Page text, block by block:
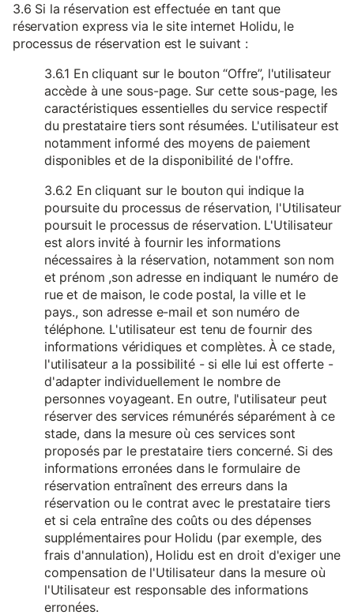
3.6 Si la réservation est effectuée en tant que
réservation express via le site internet Holidu, le
processus de réservation est le suivant :
3.6.1 En cliquant sur le bouton “Offre”, l'utilisateur
accède à une sous-page. Sur cette sous-page, les
caractéristiques essentielles du service respectif
du prestataire tiers sont résumées. L'utilisateur est
notamment informé des moyens de paiement
disponibles et de la disponibilité de l'offre.
3.6.2 En cliquant sur le bouton qui indique la
poursuite du processus de réservation, l'Utilisateur
poursuit le processus de réservation. L'Utilisateur
est alors invité à fournir les informations
nécessaires à la réservation, notamment son nom
et prénom ,son adresse en indiquant le numéro de
rue et de maison, le code postal, la ville et le
pays., son adresse e-mail et son numéro de
téléphone. L'utilisateur est tenu de fournir des
informations véridiques et complètes. À ce stade,
l'utilisateur a la possibilité - si elle lui est offerte -
d'adapter individuellement le nombre de
personnes voyageant. En outre, l'utilisateur peut
réserver des services rémunérés séparément à ce
stade, dans la mesure où ces services sont
proposés par le prestataire tiers concerné. Si des
informations erronées dans le formulaire de
réservation entraînent des erreurs dans la
réservation ou le contrat avec le prestataire tiers
et si cela entraîne des coûts ou des dépenses
supplémentaires pour Holidu (par exemple, des
frais d'annulation), Holidu est en droit d'exiger une
compensation de l'Utilisateur dans la mesure où
l'Utilisateur est responsable des informations
erronées.